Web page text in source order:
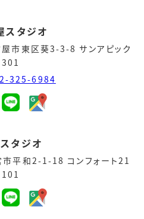
スタジオ
東区葵3-3-8 サンアピック
301
325-6984
タジオ
平和2-1-18 コンフォート21
101